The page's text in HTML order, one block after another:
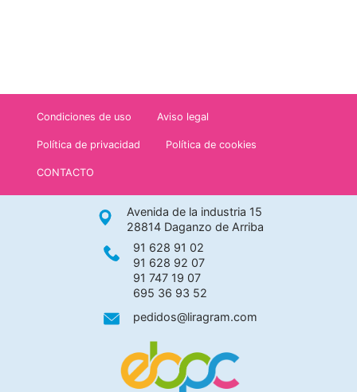
Condiciones de uso Aviso legal
Política de privacidad Política de cookies
CONTACTO
Avenida de la industria 15
28814 Daganzo de Arriba
91 628 91 02
91 628 92 07
91 747 19 07
695 36 93 52
pedidos@liragram.com